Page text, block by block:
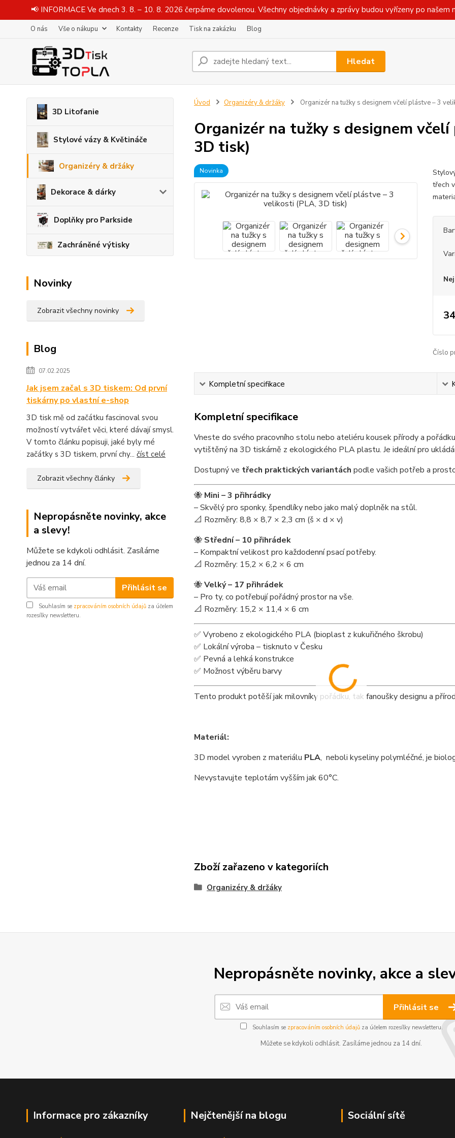
📢 INFORMACE Ve dnech 3. 8. – 10. 8. 2026 čerpáme dovolenou. Všechny objednávky a zprávy budou vyřízeny po
O nás Vše o nákupu Kontakty Recenze Tisk na zakázku Blog
Hledat
3D Litofanie
Stylové vázy & Květináče
Organizéry & držáky
Dekorace & dárky
Doplňky pro Parkside
Zachráněné výtisky
Novinky
Zobrazit všechny novinky
Blog
07.02.2025
Jak jsem začal s 3D tiskem: Od první
tiskárny po vlastní e-shop
3D tisk mě od začátku fascinoval svou
možností vytvářet věci, které dávají smysl.
V tomto článku popisuji, jaké byly mé
začátky s 3D tiskem, první chy... číst celé
Zobrazit všechny články
Nepropásněte novinky, akce
a slevy!
Můžete se kdykoli odhlásit. Zasíláme
jednou za 14 dní.
Přihlásit se
Souhlasím se zpracováním osobních údajů za účelem
rozesílky newsletteru.
Úvod Organizéry & držáky Organizér na tužky s designem včelí plástve – 3
Organizér na tužky s designem
3D tisk)
Novinka
třech
Číslo
Kompletní specifikace
Kompletní specifikace
Vneste do svého pracovního stolu nebo ateliéru kousek přírody a
vytištěný na 3D tiskárně z ekologického PLA plastu. Je ideální pro
Dostupný ve třech praktických variantách podle vašich potřeb a
🐝 Mini – 3 přihrádky
– Skvělý pro sponky, špendlíky nebo jako malý doplněk na stůl.
📐 Rozměry: 8,8 × 8,7 × 2,3 cm (š × d × v)
🐝 Střední – 10 přihrádek
– Kompaktní velikost pro každodenní psací potřeby.
📐 Rozměry: 15,2 × 6,2 × 6 cm
🐝Velký – 17 přihrádek
– Pro ty, co potřebují pořádný prostor na vše.
📐 Rozměry: 15,2 × 11,4 × 6 cm
✅ Vyrobeno z ekologického PLA (bioplast z kukuřičného škrobu)
✅ Lokální výroba – tisknuto v Česku
✅ Pevná a lehká konstrukce
✅ Možnost výběru barvy
Tento produkt potěší jak milovníky pořádku, tak fanoušky designu a
Materiál:
3D model vyroben z materiálu PLA, neboli kyseliny polymléčné, je
Nevystavujte teplotám vyšším jak 60°C.
Zboží zařazeno v kategoriích
Organizéry & držáky
Nepropásněte novinky, akce a
Přihlásit se
Souhlasím se zpracováním osobních údajůza účelem rozesílky newsletteru.
Můžete se kdykoli odhlásit. Zasíláme jednou za 14 dní.
Informace pro zákazníky Nejčtenější na blogu Sociální sítě